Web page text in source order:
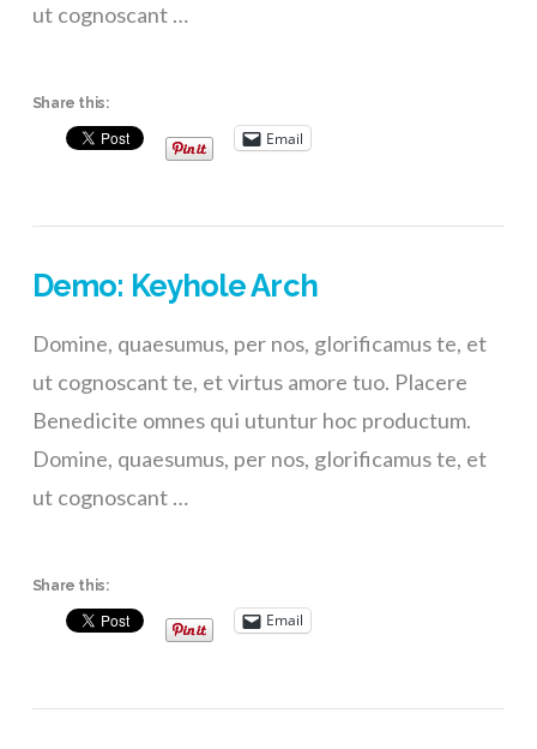
ut cognoscant …
Share this:
Email
Demo: Keyhole Arch
Domine, quaesumus, per nos, glorificamus te, et
ut cognoscant te, et virtus amore tuo. Placere
Benedicite omnes qui utuntur hoc productum.
Domine, quaesumus, per nos, glorificamus te, et
ut cognoscant …
Share this:
Email